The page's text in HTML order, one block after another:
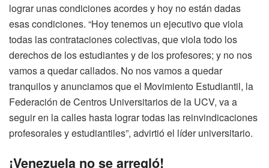
lograr unas condiciones acordes y hoy no están dadas
esas condiciones. “Hoy tenemos un ejecutivo que viola
todas las contrataciones colectivas, que viola todo los
derechos de los estudiantes y de los profesores; y no nos
vamos a quedar callados. No nos vamos a quedar
tranquilos y anunciamos que el Movimiento Estudiantil, la
Federación de Centros Universitarios de la UCV, va a
seguir en la calles hasta lograr todas las reinvindicaciones
profesorales y estudiantiles”, advirtió el líder universitario.
¡Venezuela no se arregló!